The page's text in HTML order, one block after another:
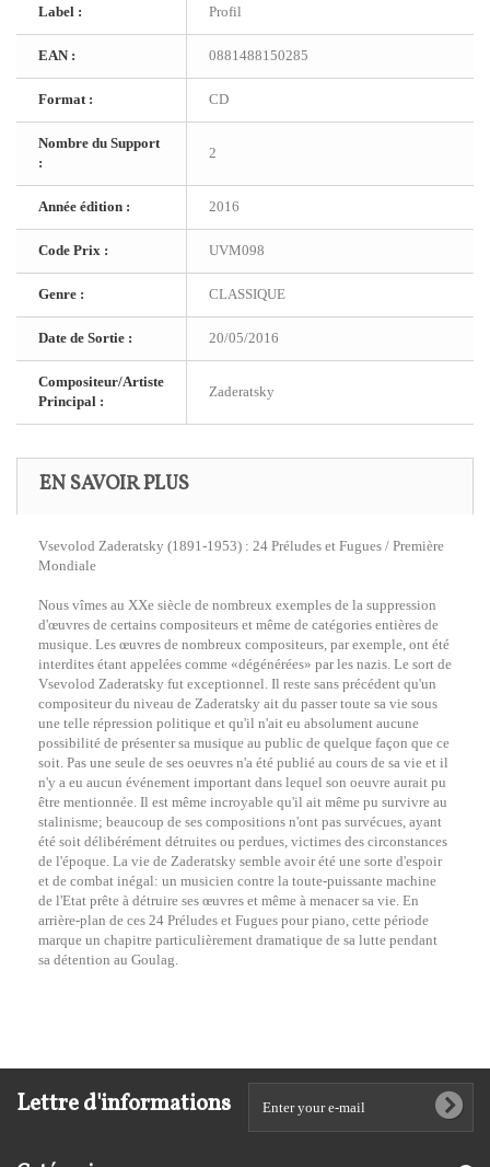
Label : Profil
EAN : 0881488150285
Format : CD
Nombre du Support
:
2
Année édition : 2016
Code Prix : UVM098
Genre : CLASSIQUE
Date de Sortie : 20/05/2016
Compositeur/Artiste
Principal :
Zaderatsky
EN SAVOIR PLUS
Vsevolod Zaderatsky (1891-1953) : 24 Préludes et Fugues / Première
Mondiale
Nous vîmes au XXe siècle de nombreux exemples de la suppression
d'œuvres de certains compositeurs et même de catégories entières de
musique. Les œuvres de nombreux compositeurs, par exemple, ont été
interdites étant appelées comme «dégénérées» par les nazis. Le sort de
Vsevolod Zaderatsky fut exceptionnel. Il reste sans précédent qu'un
compositeur du niveau de Zaderatsky ait du passer toute sa vie sous
une telle répression politique et qu'il n'ait eu absolument aucune
possibilité de présenter sa musique au public de quelque façon que ce
soit. Pas une seule de ses oeuvres n'a été publié au cours de sa vie et il
n'y a eu aucun événement important dans lequel son oeuvre aurait pu
être mentionnée. Il est même incroyable qu'il ait même pu survivre au
stalinisme; beaucoup de ses compositions n'ont pas survécues, ayant
été soit délibérément détruites ou perdues, victimes des circonstances
de l'époque. La vie de Zaderatsky semble avoir été une sorte d'espoir
et de combat inégal: un musicien contre la toute-puissante machine
de l'Etat prête à détruire ses œuvres et même à menacer sa vie. En
arrière-plan de ces 24 Préludes et Fugues pour piano, cette période
marque un chapitre particulièrement dramatique de sa lutte pendant
sa détention au Goulag.
Lettre d'informations